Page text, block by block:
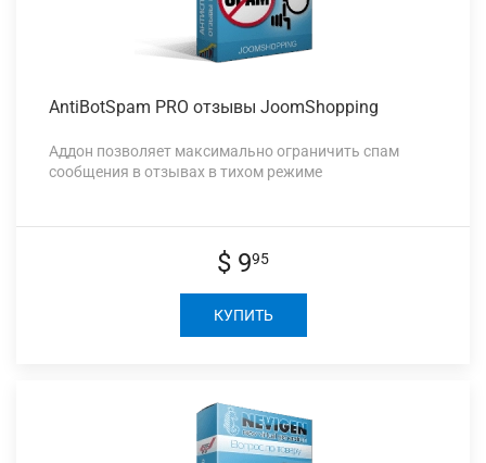
AntiBotSpam PRO отзывы JoomShopping
Аддон позволяет максимально ограничить спам
сообщения в отзывах в тихом режиме
$ 995
КУПИТЬ